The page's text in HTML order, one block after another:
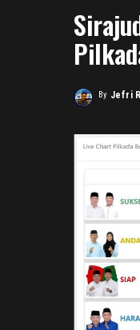
Posted
By Jefri